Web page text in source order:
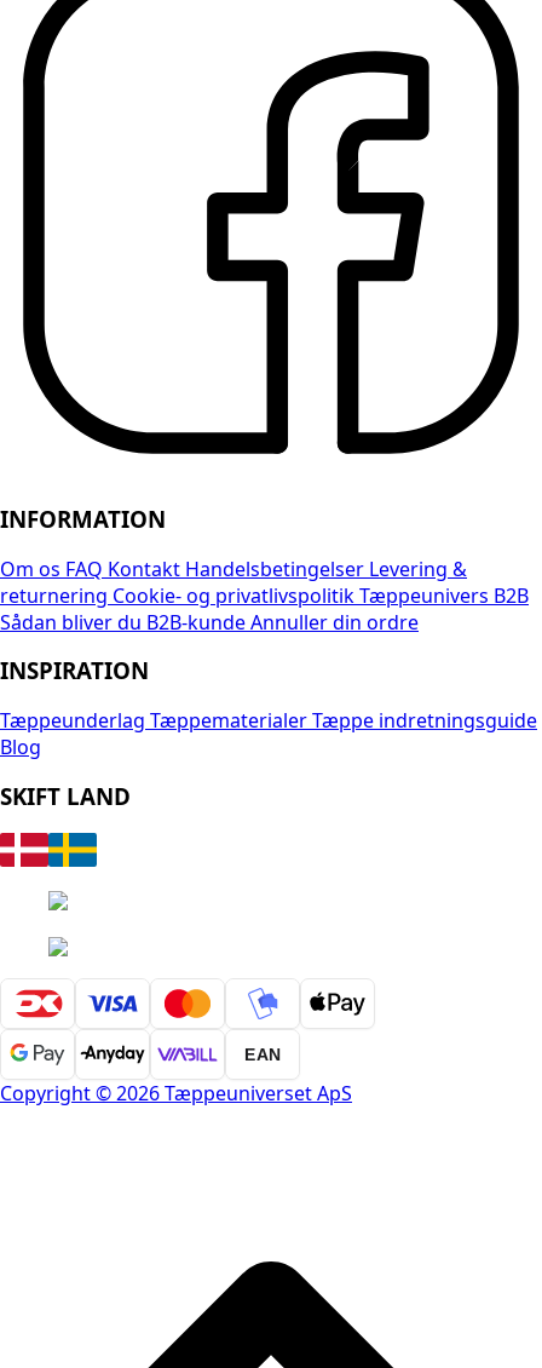
INFORMATION
Om os FAQ Kontakt Handelsbetingelser Levering &
returnering Cookie- og privatlivspolitikTæppeunivers B2B
Sådan bliver du B2B-kundeAnnuller din ordre
INSPIRATION
Tæppeunderlag TæppematerialerTæppe indretningsguide
Blog
SKIFT LAND
EAN
Copyright © 2026 Tæppeuniverset ApS